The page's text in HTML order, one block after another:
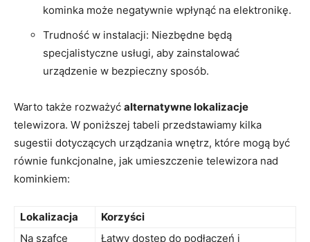
kominka może negatywnie wpłynąć na elektronikę.
Trudność w⁢ instalacji: ‌Niezbędne będą
specjalistyczne usługi, aby zainstalować
urządzenie w bezpieczny sposób.
Warto także rozważyć alternatywne lokalizacje
telewizora. W ⁣poniższej tabeli przedstawiamy kilka
sugestii ‍dotyczących urządzania wnętrz, które mogą być
równie⁤ funkcjonalne, jak umieszczenie telewizora nad
⁤kominkiem:
Lokalizacja
Korzyści
Na szafce
Łatwy dostęp do podłączeń i